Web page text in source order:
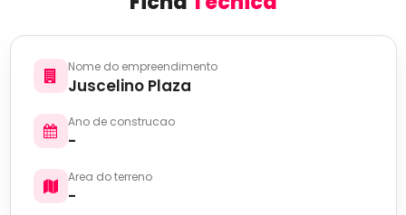
Nome do empreendimento
Juscelino Plaza
Ano de construcao
-
Area do terreno
-